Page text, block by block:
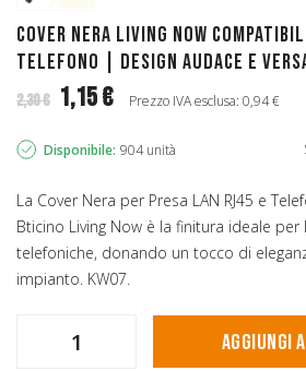
Cover Nera Living Now
Telefono | Design Audace e
2,30 € 1,15 € Prezzo IVA esclusa: 0,94 €
Disponibile: 904 unità
La Cover Nera per Presa LAN RJ45 e
Bticino Living Now è la finitura ideale
telefoniche, donando un tocco di
impianto. KW07.
Aggiungi